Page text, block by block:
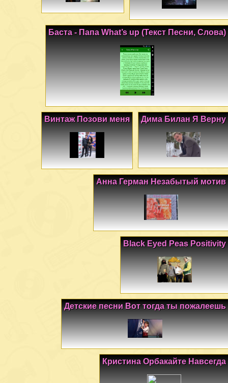
Баста - Папа What’s up (Текст Песни, Слова)
Дима Билан Я Верну
Винтаж Позови меня
Анна Герман Незабытый мотив
Black Eyed Peas Positivity
Детские песни Вот тогда ты пожалеешь
Кристина Орбакайте Навсегда